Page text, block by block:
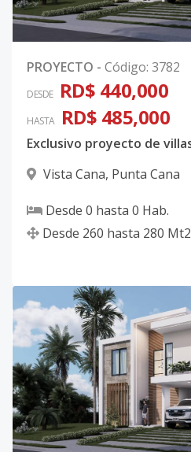
PROYECTO - Código: 3782
DESDE RD$ 440,000
HASTA RD$ 485,000
Vista Cana, Punta Cana
Desde 0 hasta 0 Hab.
Desde 260 hasta 280 Mt2